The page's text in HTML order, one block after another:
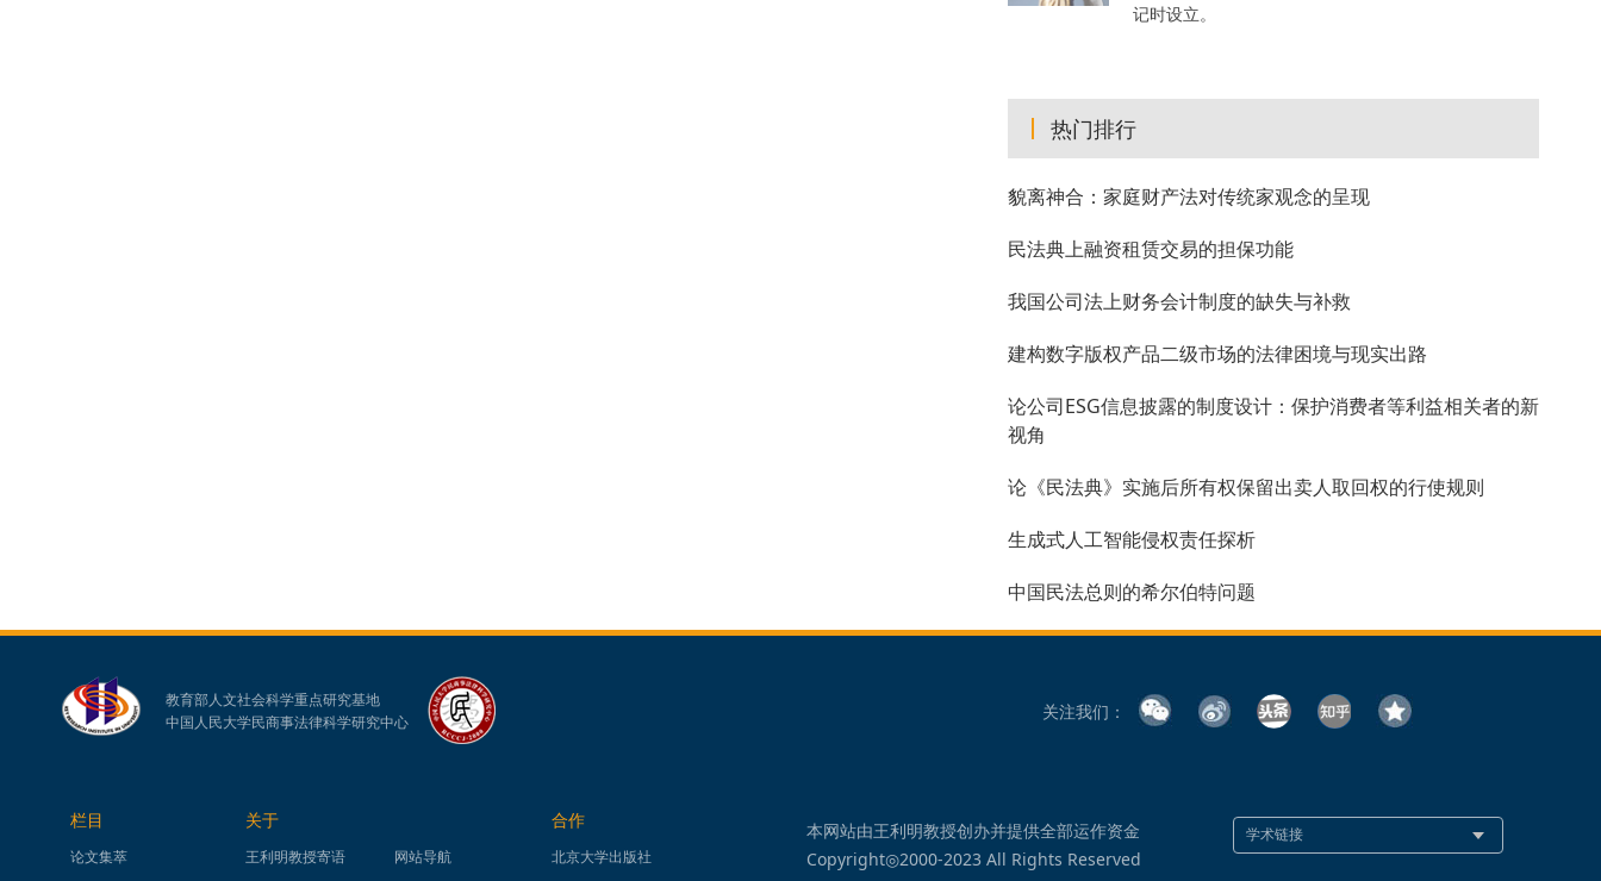
记时设立。
热门排行
貌离神合：家庭财产法对传统家观念的呈现
民法典上融资租赁交易的担保功能
我国公司法上财务会计制度的缺失与补救
建构数字版权产品二级市场的法律困境与现实出路
论公司ESG信息披露的制度设计：保护消费者等利益相关者的新
视角
论《民法典》实施后所有权保留出卖人取回权的行使规则
生成式人工智能侵权责任探析
中国民法总则的希尔伯特问题
教育部人文社会科学重点研究基地
中国人民大学民商事法律科学研究中心
栏目
论文集萃
关于
王利明教授寄语 网站导航
合作
北京大学出版社
关注我们：
本网站由王利明教授创办并提供全部运作资金
Copyright◎2000-2023 All Rights Reserved